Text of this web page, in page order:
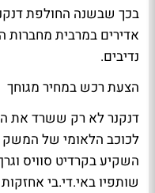
בכך שבשנה החולפת
אדירים במרבית מחברות
נדיבים.
הצעת רכש במחיר מגוחך
דנקנר לא רק ששרד את
לכוכב הלאומי של
השקיע בקרדיט סוויס
שותפיו באי.די.בי